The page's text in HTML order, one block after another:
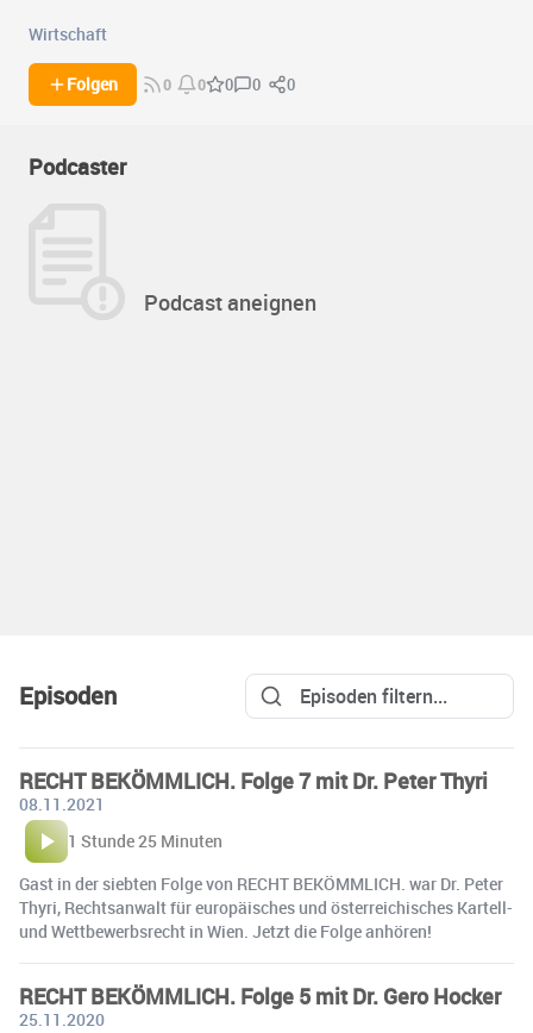
Wirtschaft
Folgen 0 0 0 0 0
Podcaster
Podcast aneignen
Episoden
RECHT BEKÖMMLICH. Folge 7 mit Dr. Peter Thyri
08.11.2021
1 Stunde 25 Minuten
Gast in der siebten Folge von RECHT BEKÖMMLICH. war Dr. Peter
Thyri, Rechtsanwalt für europäisches und österreichisches Kartell-
und Wettbewerbsrecht in Wien. Jetzt die Folge anhören!
RECHT BEKÖMMLICH. Folge 5 mit Dr. Gero Hocker
25.11.2020